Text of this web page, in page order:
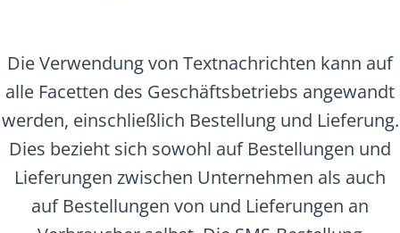
Die Verwendung von Textnachrichten kann auf
alle Facetten des Geschäftsbetriebs angewandt
werden, einschließlich Bestellung und Lieferung.
Dies bezieht sich sowohl auf Bestellungen und
Lieferungen zwischen Unternehmen als auch
auf Bestellungen von und Lieferungen an